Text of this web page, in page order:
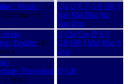
\ Winde /
(12 Taxa + 1
Chi D E F GR HR I
Kre Mal Rho Siz
Tun Zyp
Seide,
/ Dodder(11
A Chi Cor D E F
GR HR I Mal Rho S
Zyp
\
/ Ponysfoot
1 Syn.)
D GR